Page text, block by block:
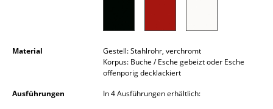
Spiegel
Figuren & Miniaturen
Vasen
Material
Gestell: Stahlrohr, verchromt
Korpus: Buche / Esche gebeizt oder Esche
offenporig decklackiert
Ausführungen
In 4 Ausführungen erhältlich: